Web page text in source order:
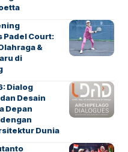
Padel Court:
&
di
Dialog
Desain
Depan
Dunia